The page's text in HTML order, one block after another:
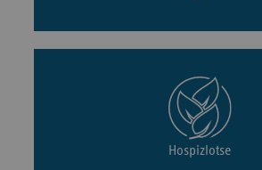
Hospizlotse